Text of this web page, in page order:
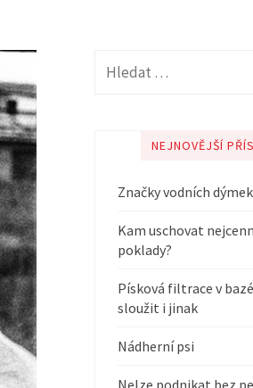
NEJNOVĚJŠÍ
Značky vodních dýmek
Kam uschovat
poklady?
Písková filtrace v
sloužit i jinak
Nádherní psi
Nelze podnikat bez